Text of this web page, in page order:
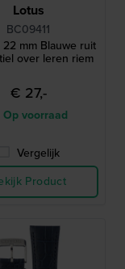
Lotus
BC09411
22 mm Blauwe ruit
over leren riem
€ 27,-
voorraad
Vergelijk
Product